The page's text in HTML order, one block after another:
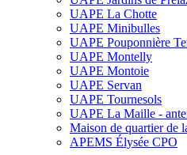
UAPE La Chotte
UAPE Minibulles
UAPE Pouponnière
UAPE Montelly
UAPE Montoie
UAPE Servan
UAPE Tournesols
UAPE La Maille -
Maison de quartier de
APEMS Élysée CPO